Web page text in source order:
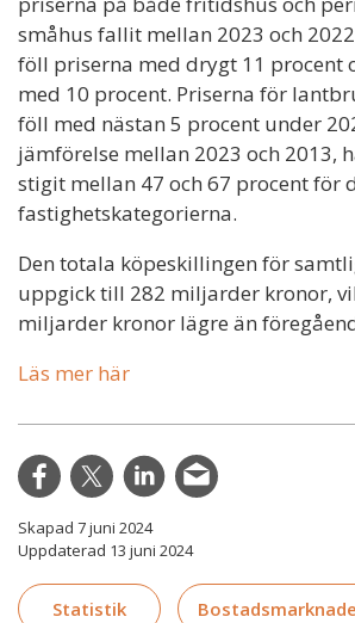
småhus fallit mellan 2023 och
föll priserna med drygt 11 procent
med 10 procent. Priserna för
föll med nästan 5 procent under
jämförelse mellan 2023 och 2013,
stigit mellan 47 och 67 procent för
fastighetskategorierna.
Den totala köpeskillingen för
uppgick till 282 miljarder kronor,
miljarder kronor lägre än
Läs mer här
Skapad 7 juni 2024
Uppdaterad 13 juni 2024
Statistik